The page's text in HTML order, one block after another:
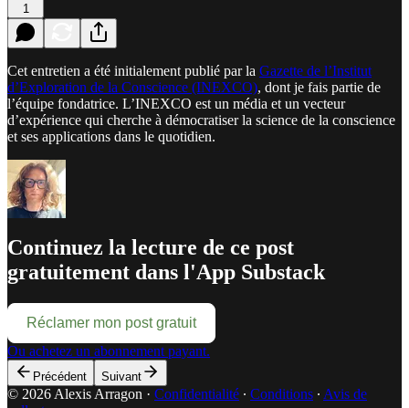
1
Cet entretien a été initialement publié par la Gazette de l’Institut
d’Exploration de la Conscience (INEXCO), dont je fais partie de
l’équipe fondatrice. L’INEXCO est un média et un vecteur
d’expérience qui cherche à démocratiser la science de la conscience
et ses applications dans le quotidien.
Continuez la lecture de ce post
gratuitement dans l'App Substack
Réclamer mon post gratuit
Ou achetez un abonnement payant.
Précédent Suivant
© 2026 Alexis Arragon · Confidentialité ∙ Conditions ∙ Avis de